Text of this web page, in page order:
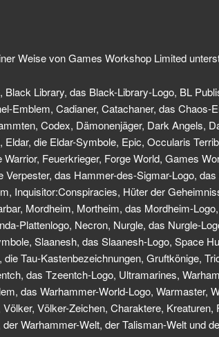
Weise von Games Workshop Limited
Library, das Black-Library-Logo, BL
Emblem, Cadianer, Catachaner, das
Codex, Dämonenjäger, Dark Angels,
die Eldar-Symbole, Epic, Occularis
Feuerkrieger, Forge World, Games
das Hammer-des-Sigmar-Logo,
Inquisitor:Conspiracies, Hüter der
Mordheim, Mortheim, das Mordheim-
Plattenlogo, Necron, Nurgle, das Nurgle-
Slaanesh, das Slaanesh-Logo, Space
Tau-Kastenbezeichnungen, Gruftkönige,
das Tzeentch-Logo, Ultramarines,
das Warhammer-World-Logo, Warmaster,
Völker-Zeichen, Charaktere, Kreaturen,
Warhammer-Welt, der Talisman-Welt und